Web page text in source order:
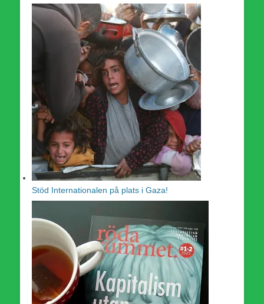
Stöd Internationalen på plats i Gaza!